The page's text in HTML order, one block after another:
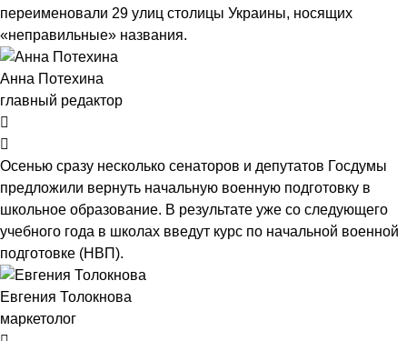
переименовали 29 улиц столицы Украины, носящих
«неправильные» названия.
Анна Потехина
главный редактор
Осенью сразу несколько сенаторов и депутатов Госдумы
предложили вернуть начальную военную подготовку в
школьное образование. В результате уже со следующего
учебного года в школах введут курс по начальной военной
подготовке (НВП).
Евгения Толокнова
маркетолог